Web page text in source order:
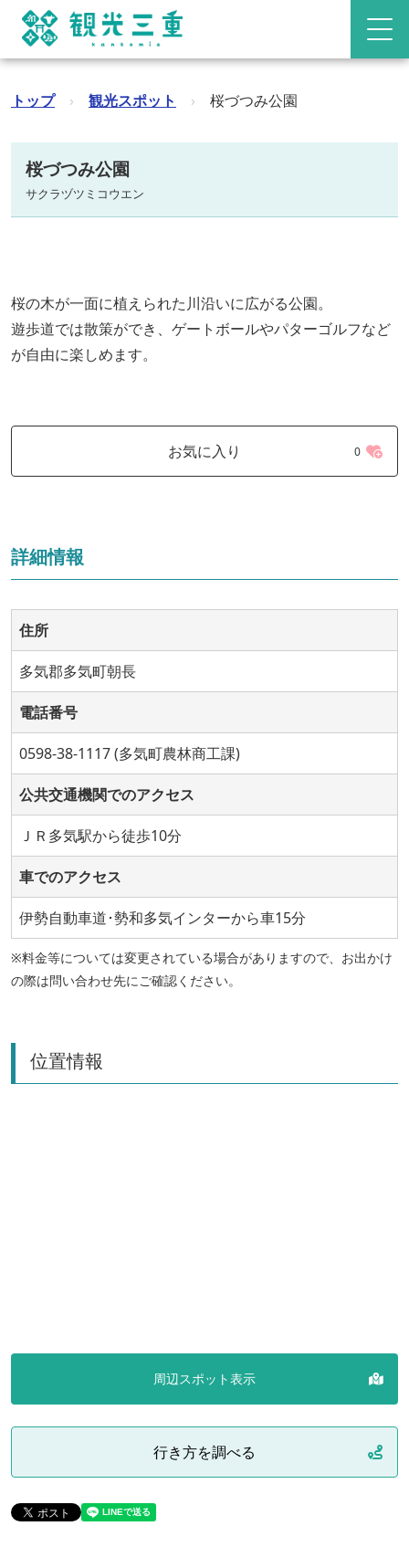
トップ › 観光スポット › 桜づつみ公園
桜づつみ公園
サクラヅツミコウエン
桜の木が一面に植えられた川沿いに広がる公園。
遊歩道では散策ができ、ゲートボールやパターゴルフなど
が自由に楽しめます。
お気に入り 0
詳細情報
住所
多気郡多気町朝長
電話番号
0598-38-1117 (多気町農林商工課)
公共交通機関でのアクセス
ＪＲ多気駅から徒歩10分
車でのアクセス
伊勢自動車道･勢和多気インターから車15分
※料金等については変更されている場合がありますので、お出かけ
の際は問い合わせ先にご確認ください。
位置情報
周辺スポット表示
行き方を調べる